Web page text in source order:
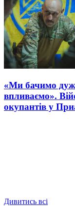
«Ми бачимо
впливаємо».
окупантів у
Дивитись всі